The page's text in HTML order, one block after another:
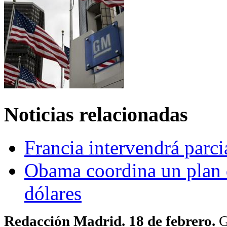
Noticias relacionadas
Francia intervendrá
Obama coordina un
dólares
Redacción Madrid. 18 de febrero.